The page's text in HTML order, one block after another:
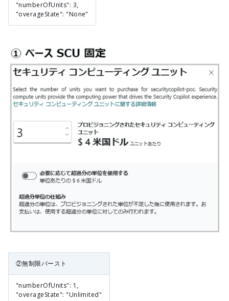
"numberOfUnits": 3,
"overageState": "None"
②無制限バースト
"numberOfUnits": 1,
"overageState": "Unlimited"